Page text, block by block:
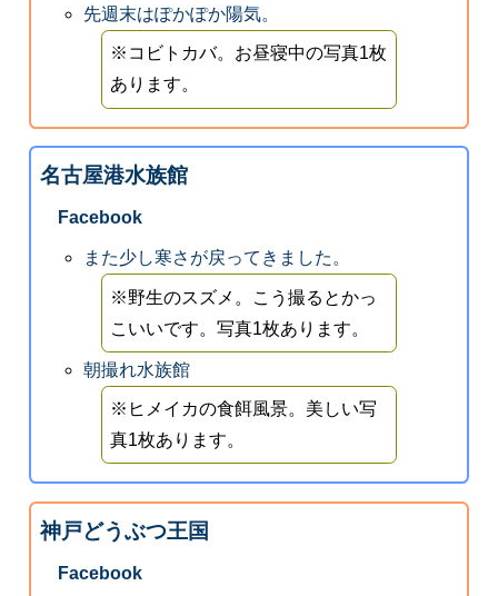
先週末はぽかぽか陽気。
※コビトカバ。お昼寝中の写真1枚
あります。
名古屋港水族館
Facebook
また少し寒さが戻ってきました。
※野生のスズメ。こう撮るとかっ
こいいです。写真1枚あります。
朝撮れ水族館
※ヒメイカの食餌風景。美しい写
真1枚あります。
神戸どうぶつ王国
Facebook